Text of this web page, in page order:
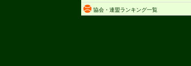
協会・連盟ランキング一覧